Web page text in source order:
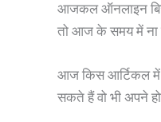
आजकल ऑनलाइन
तो आज के समय में ना
आज किस आर्टिकल में
सकते हैं वो भी अपने